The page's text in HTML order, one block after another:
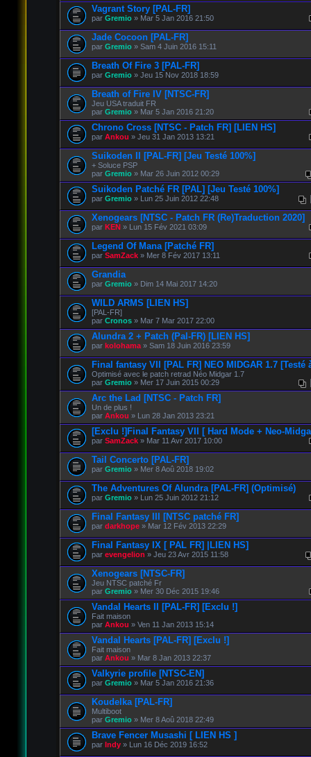
Vagrant Story [PAL-FR]
par Gremio» Mar 5 Jan 2016 21:50
Jade Cocoon [PAL-FR]
par Gremio» Sam 4 Juin 2016 15:11
Breath Of Fire 3 [PAL-FR]
par Gremio» Jeu 15 Nov 2018 18:59
Breath of Fire IV [NTSC-FR]
Jeu USA traduit FR
par Gremio» Mar 5 Jan 2016 21:20
Chrono Cross [NTSC - Patch FR] [LIEN HS]
par Ankou » Jeu 31 Jan 2013 13:21
Suikoden II [PAL-FR] [Jeu Testé 100%]
+ Soluce PSP
par Gremio» Mar 26 Juin 2012 00:29
Suikoden Patché FR [PAL] [Jeu Testé 100%]
par Gremio» Lun 25 Juin 2012 22:48
Xenogears [NTSC - Patch FR (Re)Traduction 2020]
par KEN» Lun 15 Fév 2021 03:09
Legend Of Mana [Patché FR]
par SamZack» Mer 8 Fév 2017 13:11
Grandia
par Gremio» Dim 14 Mai 2017 14:20
WILD ARMS [LIEN HS]
[PAL-FR]
par Cronos» Mar 7 Mar 2017 22:00
Alundra 2 + Patch (Pal-FR) [LIEN HS]
par kolohama» Sam 18 Juin 2016 23:59
Final fantasy VII [PAL FR] NEO MIDGAR 1.7 [Testé
Optimisé avec le patch retrad Néo Midgar 1.7
par Gremio» Mer 17 Juin 2015 00:29
Arc the Lad [NTSC - Patch FR]
Un de plus !
par Ankou » Lun 28 Jan 2013 23:21
[Exclu !]Final Fantasy VII [ Hard Mode + Neo-
par SamZack» Mar 11 Avr 2017 10:00
Tail Concerto [PAL-FR]
par Gremio» Mer 8 Aoû 2018 19:02
The Adventures Of Alundra [PAL-FR] (Optimisé)
par Gremio» Lun 25 Juin 2012 21:12
Final Fantasy III [NTSC patché FR]
par darkhope» Mar 12 Fév 2013 22:29
Final Fantasy IX [ PAL FR] |LIEN HS]
par evengelion » Jeu 23 Avr 2015 11:58
Xenogears [NTSC-FR]
Jeu NTSC patché Fr
par Gremio» Mer 30 Déc 2015 19:46
Vandal Hearts II [PAL-FR] [Exclu !]
Fait maison
par Ankou » Ven 11 Jan 2013 15:14
Vandal Hearts [PAL-FR] [Exclu !]
Fait maison
par Ankou » Mar 8 Jan 2013 22:37
Valkyrie profile [NTSC-EN]
par Gremio» Mar 5 Jan 2016 21:36
Koudelka [PAL-FR]
Multiboot
par Gremio» Mer 8 Aoû 2018 22:49
Brave Fencer Musashi [ LIEN HS ]
par Indy» Lun 16 Déc 2019 16:52